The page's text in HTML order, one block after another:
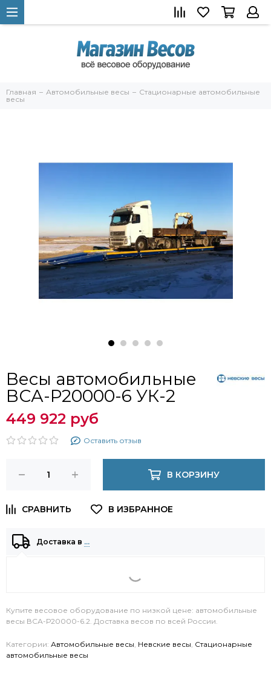
Главная Автомобильные весы
Стационарные автомобильные
весы
Весы автомобильные
ВСА-Р20000-6 УК-2
449 922 руб
Оставить отзыв
В КОРЗИНУ
Доставка в …
Купите весовое оборудование по низкой цене: автомобильные
весы ВСА-Р20000-6.2. Доставка весов по всей России.
Категории: Автомобильные весы, Невские весы, Стационарные
автомобильные весы